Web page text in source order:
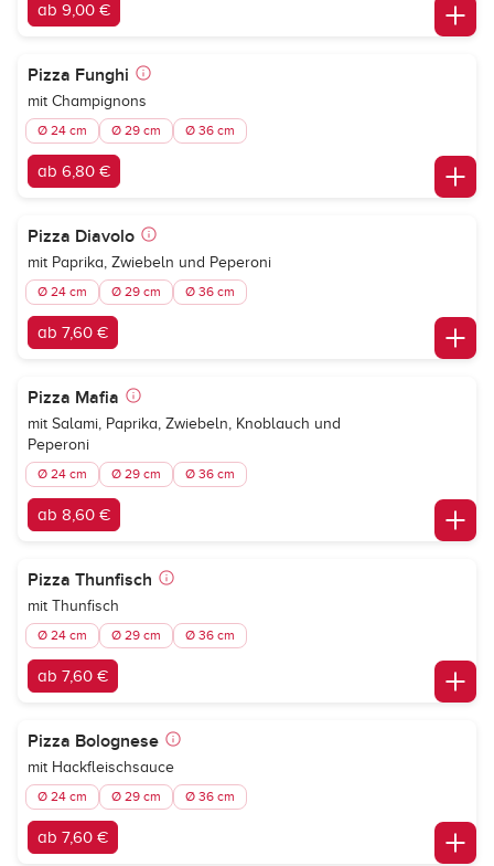
ab 9,00 €
Pizza Funghi
mit Champignons
Ø 24 cm Ø 29 cm Ø 36 cm
ab 6,80 €
Pizza Diavolo
mit Paprika, Zwiebeln und Peperoni
Ø 24 cm Ø 29 cm Ø 36 cm
ab 7,60 €
Pizza Mafia
mit Salami, Paprika, Zwiebeln, Knoblauch und
Peperoni
Ø 24 cm Ø 29 cm Ø 36 cm
ab 8,60 €
Pizza Thunfisch
mit Thunfisch
Ø 24 cm Ø 29 cm Ø 36 cm
ab 7,60 €
Pizza Bolognese
mit Hackfleischsauce
Ø 24 cm Ø 29 cm Ø 36 cm
ab 7,60 €